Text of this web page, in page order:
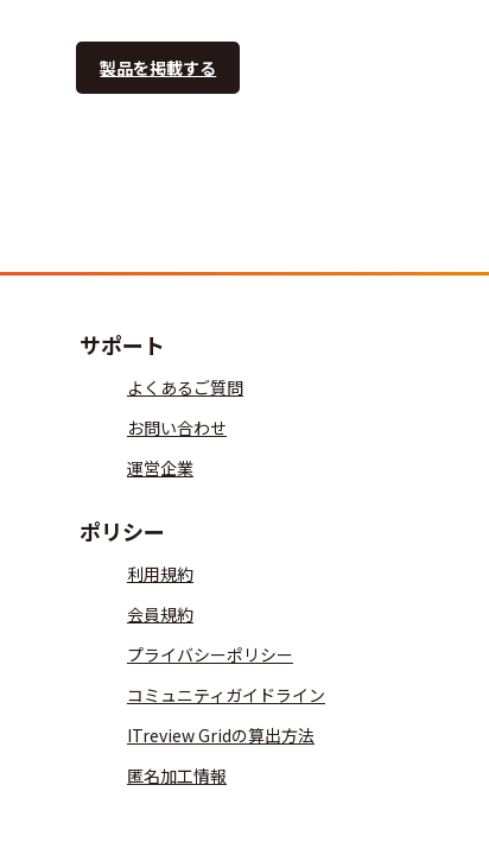
製品を掲載する
サポート
よくあるご質問
お問い合わせ
運営企業
ポリシー
利用規約
会員規約
プライバシーポリシー
コミュニティガイドライン
ITreview Gridの算出方法
匿名加工情報